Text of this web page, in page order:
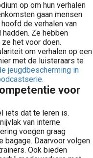
op om hun verhalen
gaan mensen
de verhalen van
Ze hebben
het voor doen.
om verhalen op een
met de luisteraars te
jeugdbescherming in
voor
iets dat te leren is.
van interne
voegen graag
bagage. Daarvoor volgen
Ook bieden